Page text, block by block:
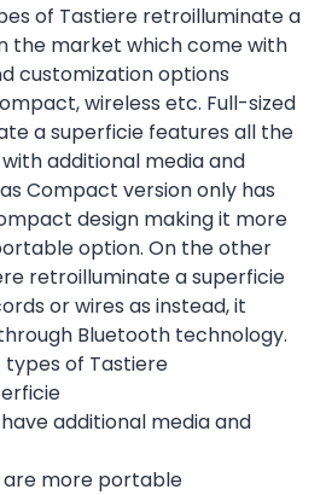
of Tastiere retroilluminate a
the market which come with
customization options
wireless etc. Full-sized
a superficie features all the
additional media and
Compact version only has
design making it more
option. On the other
retroilluminate a superficie
or wires as instead, it
Bluetooth technology.
types of Tastiere
additional media and
are more portable